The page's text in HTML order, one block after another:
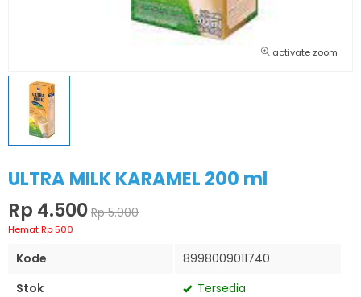
activate zoom
ULTRA MILK KARAMEL 200 ml
Rp 4.500 Rp 5.000
Hemat Rp 500
Kode
8998009011740
Stok
Tersedia